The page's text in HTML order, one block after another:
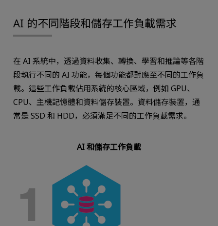
AI 的不同階段和儲存工作負載需求
在 AI 系統中，透過資料收集、轉換、學習和推論等各階
段執行不同的 AI 功能，每個功能都對應至不同的工作負
載。這些工作負載佔用系統的核心區域，例如 GPU、
CPU、主機記憶體和資料儲存裝置。資料儲存裝置，通
常是 SSD 和 HDD，必須滿足不同的工作負載需求。
AI 和儲存工作負載